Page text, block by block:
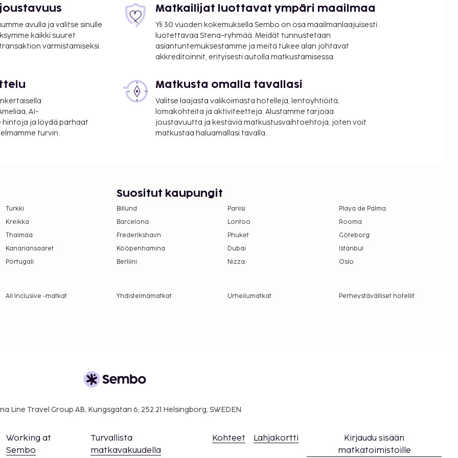
maksut.
yö
maksut.
aikuisille ja 7.67 EUR
eivät
huoneita, joiden
avulla ja valitse sinulle
kaikki suuret
varmistamiseksi.
Matkailijat luottavat ympäri maailmaa
Yli 30 vuoden kokemuksella Sembo on osa maailmanlaajuisesti
luotettavaa Stena-ryhmää. Meidät tunnustetaan
asiantuntemuksestamme ja meitä tukee alan johtavat
akkreditoinnit, erityisesti autolla matkustamisessa.
AI-
ja löydä parhaat
turvin.
Matkusta omalla tavallasi
Valitse laajasta valikoimasta hotelleja, lentoyhtiöitä,
lomakohteita ja aktiviteetteja. Alustamme tarjoaa
joustavuutta ja kestäviä matkustusvaihtoehtoja, joten voit
matkustaa haluamallasi tavalla.
Turkki
Kreikka
Thaimaa
Kanariansaaret
Portugali
Suositut kaupungit
Billund Pariisi
Playa de Palma
Barcelona
Lontoo
Rooma
Frederikshavn
Phuket
Göteborg
Kööpenhamina
Dubai
Istanbul
Berliini
Nizza Oslo
All Inclusive -matkat Yhdistelmämatkat Urheilumatkat
Perheystävälliset hotellit
Line Travel Group AB, Kungsgatan 6, 252 21 Helsingborg, SWEDEN
Working at
Sembo
Turvallista
matkavakuudella
Kohteet Lahjakortti
Kirjaudu sisään
matkatoimistoille